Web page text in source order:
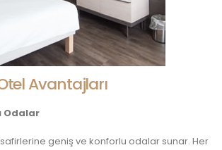
Avantajları
Odalar
geniş ve konforlu odalar sunar. Her